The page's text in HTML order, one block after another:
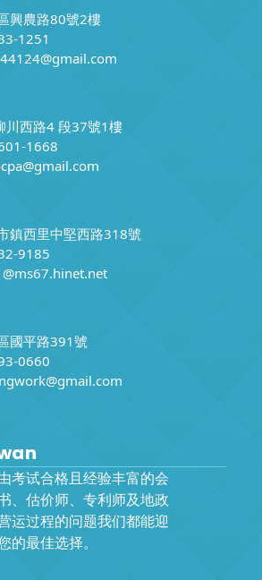
興農路80號2樓
1251
川西路4 段37號1樓
1668
鎮西里中堅西路318號
9185
國平路391號
0660
考试合格且经验丰富的会
、估价师、专利师及地政
运过程的问题我们都能迎
的最佳选择。